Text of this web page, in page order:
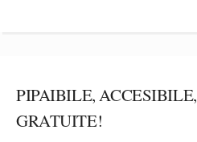
PIPAIBILE, ACCESIBILE,
GRATUITE!